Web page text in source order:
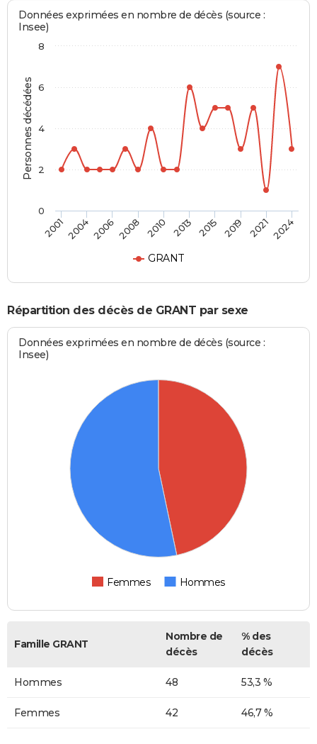
Personnes décédées
Données exprimées en nombre de décès (source :
Insee)
GRANT
2001200420062008 2010 2013 2015 2019 20212024
0
2
4
6
8
Répartition des décès de GRANT par sexe
Données exprimées en nombre de décès (source :
Insee)
Femmes Hommes
Famille GRANT
Nombre de
décès
% des
décès
Hommes 48 53,3 %
Femmes 42 46,7 %